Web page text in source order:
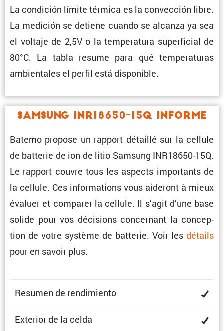
La condi­ción límite térmica es la convec­ción libre.
La medición se detiene cuando se alcanza ya sea
el voltaje de 2,5V o la tempe­ra­tura super­fi­cial de
80°C. La tabla resume para qué tempe­ra­turas
ambien­tales el perfil está disponible.
Samsung INR18650-15Q Informe
Batemo propose un rapport détaillé sur la cellule
de batterie de ion de litio Samsung INR18650-15Q.
Le rapport couvre tous les aspects impor­tants de
la cellule. Ces infor­ma­tions vous aideront à mieux
évaluer et comparer la cellule. Il s’agit d’une base
solide pour vos décisions concer­nant la concep­
tion de votre système de batterie. Voir les détails
pour en savoir plus.
Resumen de rendimiento
Exterior de la celda